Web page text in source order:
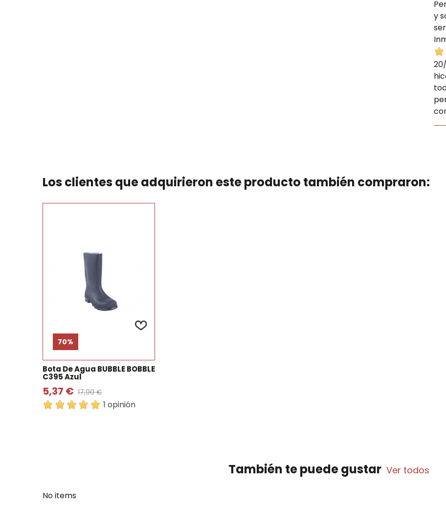
y
Los clientes que adquirieron este producto también compraron:
70%
Bota De Agua BUBBLE BOBBLE
C395 Azul
5,37 € 17,90 €
1 opinión
También te puede gustar Ver todos
No items